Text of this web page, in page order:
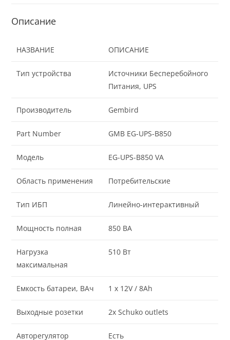
Описание
НАЗВАНИЕ ОПИСАНИЕ
Тип устройства
Источники Бесперебойного
Питания, UPS
Производитель Gembird
Part Number GMB EG-UPS-B850
Модель EG-UPS-B850 VA
Область применения Потребительские
Тип ИБП Линейно-интерактивный
Мощность полная 850 ВА
Нагрузка
максимальная
510 Вт
Емкость батареи, ВАч 1 x 12V / 8Ah
Выходные розетки 2x Schuko outlets
Авторегулятор Есть